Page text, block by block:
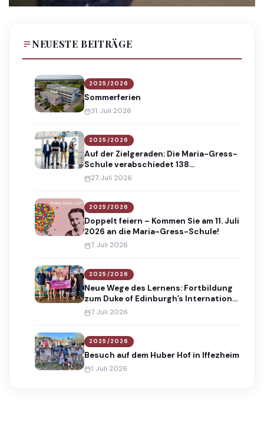
NEUESTE BEITRÄGE
2025/2026
Sommerferien
31. Juli 2026
2025/2026
Auf der Zielgeraden: Die Maria-Gress-
Schule verabschiedet 138
Absolventinnen und Absolventen
27. Juli 2026
2025/2026
Doppelt feiern – Kommen Sie am 11. Juli
2026 an die Maria-Gress-Schule!
7. Juli 2026
2025/2026
Neue Wege des Lernens: Fortbildung
zum Duke of Edinburgh’s International
Award
7. Juli 2026
2025/2026
Besuch auf dem Huber Hof in Iffezheim
1. Juli 2026